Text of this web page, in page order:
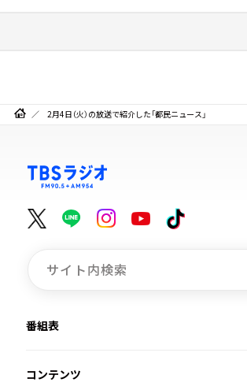
2月4日（火）の放送で紹介した「都民ニュース」
番組表
コンテンツ